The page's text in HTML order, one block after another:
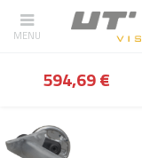
Atpakaļ Mājas
594,69 €